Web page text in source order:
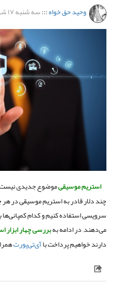
وحید حق خواه:::سه شنبه ۱۷ شهریور ۹۴
استریم موسیقیموضوع جدیدی نیست
چند دلار قادر به استریم موسیقی در هر
سرویسی استفاده کنیم و کدام کمپانی‌ها
می‌دهند; در ادامه بهبررسی چهار ابزار
دارند خواهیم پرداخت باآی‌تی‌پورت